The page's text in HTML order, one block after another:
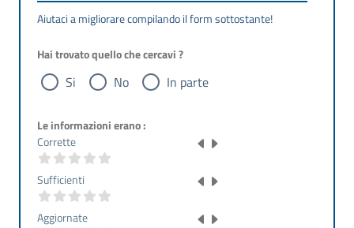
Aiutaci a migliorare compilando il form sottostante!
Hai trovato quello che cercavi ?
Si No In parte
Le informazioni erano :
Corrette
Sufficienti
Aggiornate